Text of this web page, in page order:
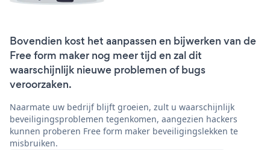
Bovendien kost het aanpassen en bijwerken van de
Free form maker nog meer tijd en zal dit
waarschijnlijk nieuwe problemen of bugs
veroorzaken.
Naarmate uw bedrijf blijft groeien, zult u waarschijnlijk
beveiligingsproblemen tegenkomen, aangezien hackers
kunnen proberen Free form maker beveiligingslekken te
misbruiken.